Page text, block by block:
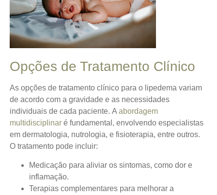
Opções de Tratamento Clínico
As opções de tratamento clínico para o lipedema variam
de acordo com a gravidade e as necessidades
individuais de cada paciente. A abordagem
multidisciplinar é fundamental , envolvendo especialistas
em dermatologia, nutrologia, e fisioterapia, entre outros.
O tratamento pode incluir:
Medicação para aliviar os sintomas, como dor e
inflamação.
Terapias complementares para melhorar a